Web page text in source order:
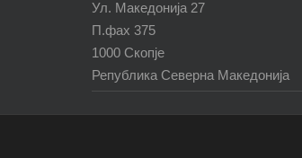
Ул. Македонија 27
П.фах 375
1000 Скопје
Република Северна Македонија